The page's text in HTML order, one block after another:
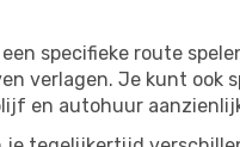
specifieke route
verlagen. Je kunt ook
en autohuur